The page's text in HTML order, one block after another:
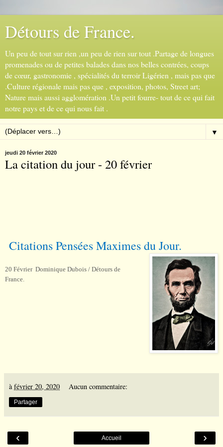
Détours de France.
Un peu de tout sur rien ,un peu de rien sur tout .Partage de longues
promenades ou de petites balades dans nos belles contrées, coups
de cœur, gastronomie , spécialités du terroir Ligérien , mais pas que
.Culture régionale mais pas que , exposition, photos, Street art;
Nature mais aussi agglomération .Un petit fourre- tout de ce qui fait
notre pays et de ce qui nous fait .
▼
jeudi 20 février 2020
La citation du jour - 20 février
Citations Pensées Maximes du Jour.
20 Février Dominique Dubois / Détours de
France.
à février 20, 2020 Aucun commentaire:
Partager
‹ ›
Accueil